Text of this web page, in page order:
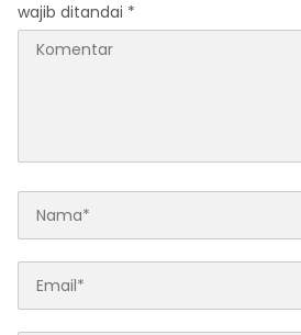
wajib ditandai *